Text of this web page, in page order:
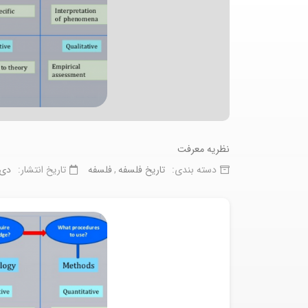
نظریه معرفت
دسته بندی: تاریخ فلسفه فلسفه تاریخ انتشار: دی ۲۷,